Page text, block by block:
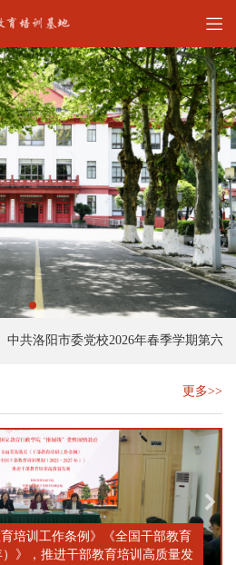
洛阳市委党校2026年春季学期第六十六
更多>>
培训工作条例》《全国干部教育
）》，推进干部教育培训高质量发